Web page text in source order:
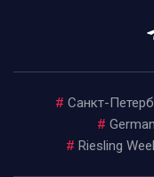
# Санкт-
#
# Riesling